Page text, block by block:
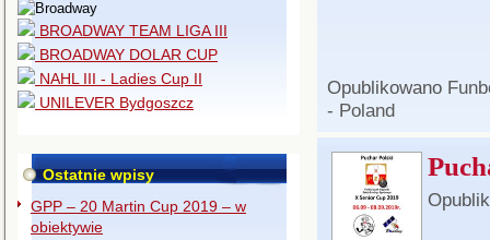
BROADWAY TEAM LIGA III
BROADWAY DOLAR CUP
NAHL III - Ladies Cup II
UNILEVER Bydgoszcz
Ostatnie wpisy
GPP – 20 Martin Cup 2019 – w
obiektywie
Opublikowano
- Poland